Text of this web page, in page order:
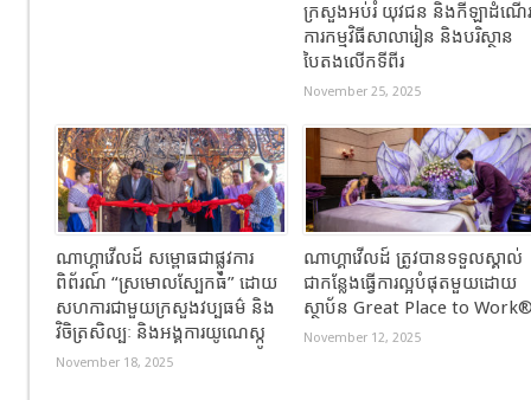
ក្រសួងអប់រំ យុវជន និងកីឡាដំណើរ
ការកម្មវិធីសាលារៀន និងបរិស្ថាន
បៃតងលើកទីពីរ
November 25, 2025
ណាហ្គាវើលដ៍ សម្ពោធជាផ្លូវការ
ពិព័រណ៍ “ស្រមោលស្បែកធំ” ដោយ
សហការជាមួយក្រសួងវប្បធម៌ និង
វិចិត្រសិល្បៈ និងអង្គការយូណេស្កូ
November 18, 2025
ណាហ្គាវើលដ៍ ត្រូវបានទទួលស្គាល់
ជាកន្លែងធ្វើការល្អបំផុតមួយដោយ
ស្ថាប័ន Great Place to
November 12, 2025